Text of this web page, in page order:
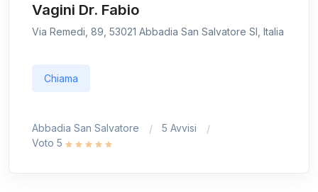
Vagini Dr. Fabio
Via Remedi, 89, 53021 Abbadia San Salvatore SI, Italia
Chiama
Abbadia San Salvatore
5 Avvisi
Voto 5